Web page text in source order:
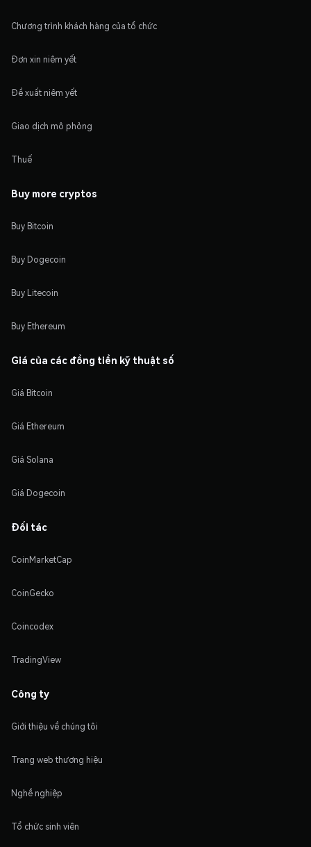
Chương trình khách hàng của tổ chức
Đơn xin niêm yết
Đề xuất niêm yết
Giao dịch mô phỏng
Thuế
Buy more cryptos
Buy Bitcoin
Buy Dogecoin
Buy Litecoin
Buy Ethereum
Giá của các đồng tiền kỹ thuật số
Giá Bitcoin
Giá Ethereum
Giá Solana
Giá Dogecoin
Đối tác
CoinMarketCap
CoinGecko
Coincodex
TradingView
Công ty
Giới thiệu về chúng tôi
Trang web thương hiệu
Nghề nghiệp
Tổ chức sinh viên